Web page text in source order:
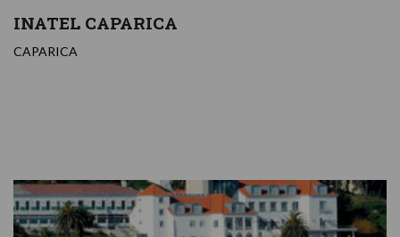
INATEL CAPARICA
CAPARICA